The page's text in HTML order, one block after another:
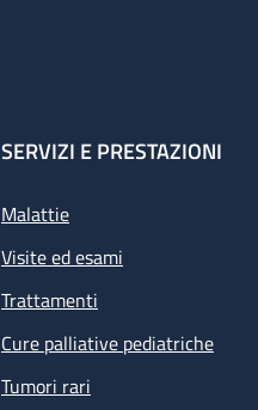
SERVIZI E PRESTAZIONI
Malattie
Visite ed esami
Trattamenti
Cure palliative pediatriche
Tumori rari